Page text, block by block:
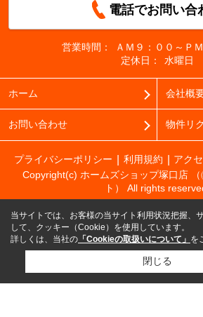
電話でお問い合
営業時間：
ＡＭ９：００～Ｐ
定休日：
水曜日
ホーム 会社概
お問い合わせ 物件リ
プライバシーポリシー 利用規約 アク
Copyright(c) ホームズショップ塚口店
ト） All rights
当サイトでは、お客様の当サイト利用状況把握、
して、クッキー（Cookie）を使用しています。
詳しくは、当社の 「Cookieの取扱いについて」 を
閉じる